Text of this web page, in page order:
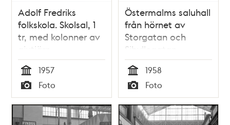
Adolf Fredriks
folkskola. Skolsal, 1
tr, med kolonner av
gjutjärn
Tid
1957
Typ
Foto
Östermalms saluhall
från hörnet av
Storgatan och
Sibyllegatan
Tid
1958
Typ
Foto